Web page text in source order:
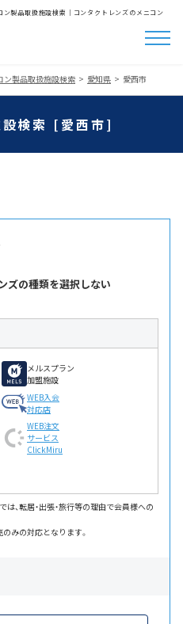
ン製品取扱施設検索│コンタクトレンズのメニコン
ン製品取扱施設検索 愛知県 愛西市
設検索 [愛西市]
ズの種類を選択しない
メルスプラン
加盟施設
WEB入会
対応店
WEB注文
サービス
ClickMiru
は、転居・出張・旅行等の理由で会員様への
みの対応となります。